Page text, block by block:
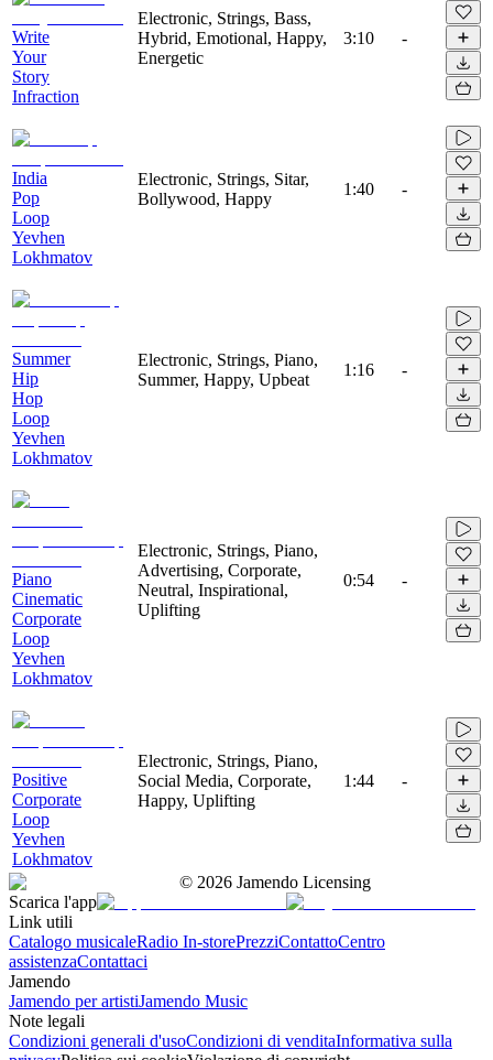
Write
Your
Story
Infraction
Electronic, Strings, Bass,
Hybrid, Emotional, Happy,
Energetic
3:10 -
India
Pop
Loop
Yevhen
Lokhmatov
Electronic, Strings, Sitar,
Bollywood, Happy
1:40 -
Summer
Hip
Hop
Loop
Yevhen
Lokhmatov
Electronic, Strings, Piano,
Summer, Happy, Upbeat
1:16 -
Piano
Cinematic
Corporate
Loop
Yevhen
Lokhmatov
Electronic, Strings, Piano,
Advertising, Corporate,
Neutral, Inspirational,
Uplifting
0:54 -
Positive
Corporate
Loop
Yevhen
Lokhmatov
Electronic, Strings, Piano,
Social Media, Corporate,
Happy, Uplifting
1:44 -
© 2026 Jamendo Licensing
Scarica l'app
Link utili
Catalogo musicaleRadio In-storePrezziContattoCentro
assistenzaContattaci
Jamendo
Jamendo per artistiJamendo Music
Note legali
Condizioni generali d'usoCondizioni di venditaInformativa sulla